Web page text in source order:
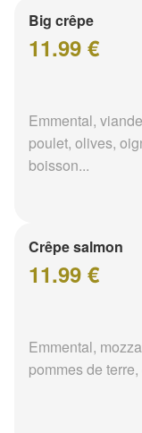
Big crêpe
11.99 €
Emmental,
poulet, olives,
boisson...
Crêpe salmon
11.99 €
Emmental,
pommes de